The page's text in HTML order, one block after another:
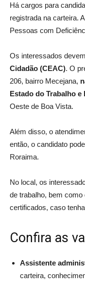
Há cargos para
registrada na carteira.
Pessoas com
Os interessados
Cidadão (CEAC). O
206, bairro Mecejana,
Estado do Trabalho e
Oeste de Boa Vista.
Além disso, o
então, o candidato
Roraima.
No local, os
de trabalho, bem
certificados, caso
Confira as
Assistente
carteira,